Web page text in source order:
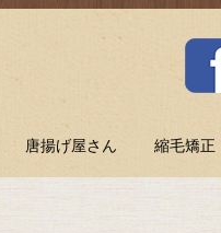
唐揚げ屋さん 縮毛矯正